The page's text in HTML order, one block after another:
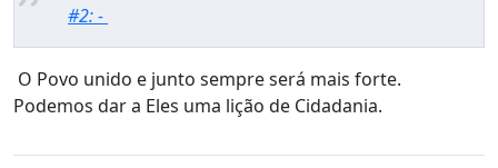
#2: -
O Povo unido e junto sempre será mais forte.
Podemos dar a Eles uma lição de Cidadania.